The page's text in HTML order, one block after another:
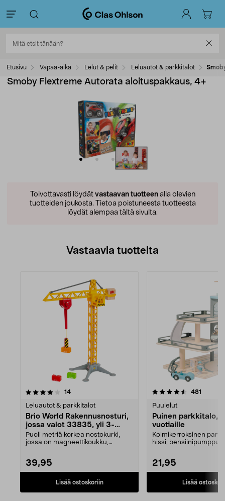
Etusivu Vapaa-aika Lelut & pelit Leluautot & parkkitalot
Smoby Flextreme Autorata aloituspakkaus, 4+
Toivottavasti löydät vastaavan tuotteenalla olevien
tuotteiden joukosta. Tietoa poistuneesta tuotteesta
löydät alempaa tältä sivulta.
Vastaavia tuotteita
14arvostelut
Leluautot & parkkitalot
Brio World Rakennusnosturi,
jossa valot 33835, yli 3-
vuotiaille
Puoli metriä korkea nostokurki,
jossa on magneettikoukku,
39,95
Lisää ostoskoriin
4.5viidestä
481
Puulelut
Puinen parkkitalo,
vuotiaille
Kolmikerroksinen
hissi, bensiinipumppu
21,95
Lisää